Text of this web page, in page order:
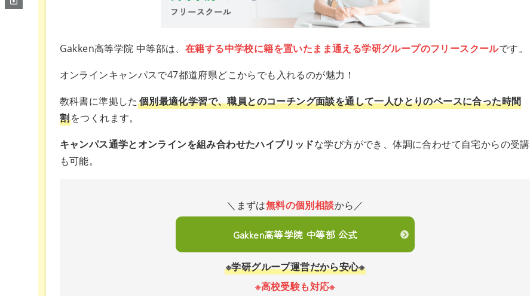
Gakken高等学院 中等部は、 在籍する中学校に籍を置いたまま通える学研グループのフリースクールです。
オンラインキャンパスで47都道府県どこからでも入れるのが魅力！
教科書に準拠した 個別最適化学習で、職員とのコーチング面談を通して一人ひとりのペースに合った時間
割をつくれます。
キャンパス通学とオンラインを組み合わせたハイブリッドな学び方ができ、体調に合わせて自宅からの受講
も可能。
＼まずは無料の個別相談から／
Gakken高等学院 中等部 公式
※学研グループ運営だから安心※
※高校受験も対応※